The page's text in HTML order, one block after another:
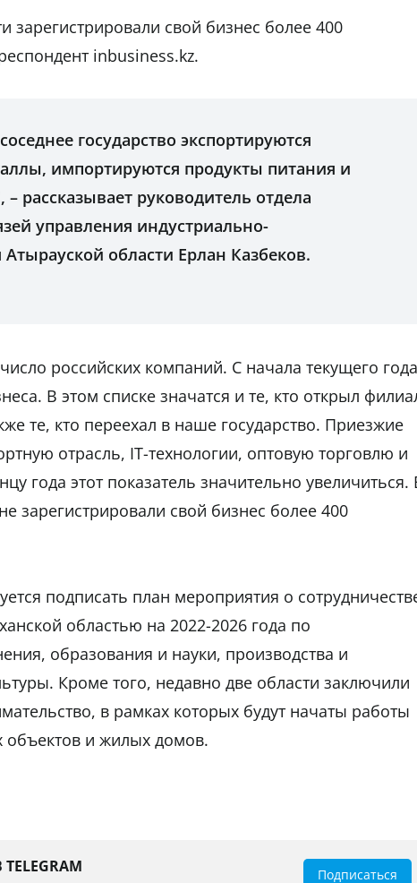
зарегистрировали свой бизнес более 400
inbusiness.kz.
государство экспортируются
импортируются продукты питания и
рассказывает руководитель отдела
управления индустриально-
области Ерлан Казбеков.
российских компаний. С начала текущего года
В этом списке значатся и те, кто открыл
те, кто переехал в наше государство. Приезжие
отрасль, IT-технологии, оптовую торговлю и
года этот показатель значительно увеличиться.
зарегистрировали свой бизнес более 400
подписать план мероприятия о
областью на 2022-2026 года по
образования и науки, производства и
Кроме того, недавно две области заключили
в рамках которых будут начаты работы
и жилых домов.
Подписаться